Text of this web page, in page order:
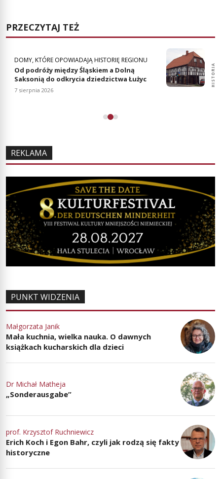
PRZECZYTAJ TEŻ
DOMY, KTÓRE OPOWIADAJĄ HISTORIĘ REGIONU
Od podróży między Śląskiem a Dolną
Saksonią do odkrycia dziedzictwa Łużyc
7 sierpnia 2026
HISTORIA
REKLAMA
PUNKT WIDZENIA
Małgorzata Janik
Mała kuchnia, wielka nauka. O dawnych
książkach kucharskich dla dzieci
Dr Michał Matheja
„Sonderausgabe”
prof. Krzysztof Ruchniewicz
Erich Koch i Egon Bahr, czyli jak rodzą się fakty
historyczne